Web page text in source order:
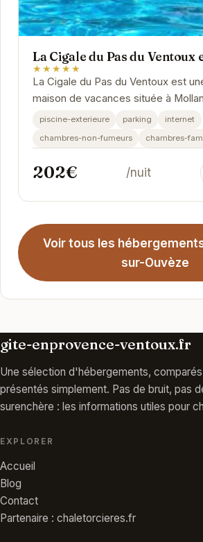
La Cigale du Pas du Ventoux
★★★★★
La Cigale du Pas du Ventoux est
maison de vacances située à
Elle offre un cadre idéal pour des
piscine-exterieure parking
internet
chambres-non-fumeurs
chambres-
202€ /nuit
Voir tous les
sur-Ouvèze
gite-enprovence-ventoux.fr
Une sélection d'hébergements,
présentés simplement. Pas de bruit, pas
surenchère : les informations utiles pour
EXPLORER
Accueil
Blog
Contact
Partenaire : chaletorcieres.fr